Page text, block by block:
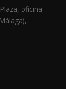
oficina